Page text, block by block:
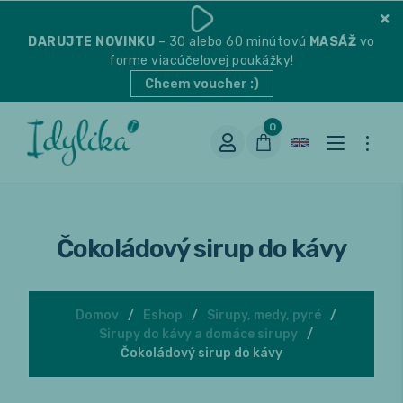
DARUJTE NOVINKU – 30 alebo 60 minútovú MASÁŽ vo
forme viacúčelovej poukážky!
Chcem voucher :)
Vhodná na espresso
0
Čokoládový sirup do kávy
Domov Eshop
Sirupy, medy, pyré
Sirupy do kávy a domáce sirupy
Čokoládový sirup do kávy